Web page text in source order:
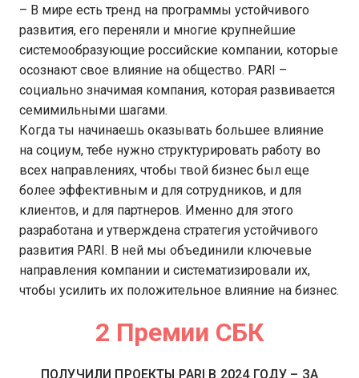
– В мире есть тренд на программы устойчивого
развития, его переняли и многие крупнейшие
системообразующие российские компании, которые
осознают свое влияние на общество. PARI –
социально значимая компания, которая развивается
семимильными шагами.
Когда ты начинаешь оказывать большее влияние
на социум, тебе нужно структурировать работу во
всех направлениях, чтобы твой бизнес был еще
более эффективным и для сотрудников, и для
клиентов, и для партнеров. Именно для этого
разработана и утверждена стратегия устойчивого
развития PARI. В ней мы объединили ключевые
направления компании и систематизировали их,
чтобы усилить их положительное влияние на бизнес.
2 Премии СБК
ПОЛУЧИЛИ ПРОЕКТЫ PARI В 2024 ГОДУ – ЗА